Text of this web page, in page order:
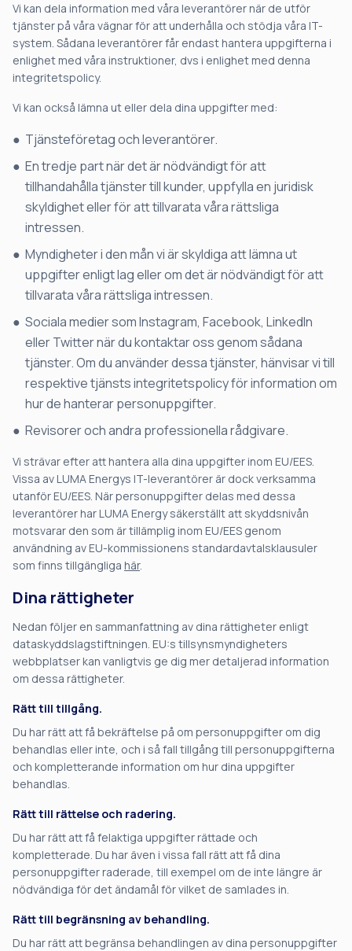
Vi kan dela information med våra leverantörer när de utför
tjänster på våra vägnar för att underhålla och stödja våra IT-
system. Sådana leverantörer får endast hantera uppgifterna i
enlighet med våra instruktioner, dvs i enlighet med denna
integritetspolicy.
Vi kan också lämna ut eller dela dina uppgifter med:
Tjänsteföretag och leverantörer.
En tredje part när det är nödvändigt för att
tillhandahålla tjänster till kunder, uppfylla en juridisk
skyldighet eller för att tillvarata våra rättsliga
intressen.
Myndigheter i den mån vi är skyldiga att lämna ut
uppgifter enligt lag eller om det är nödvändigt för att
tillvarata våra rättsliga intressen.
Sociala medier som Instagram, Facebook, LinkedIn
eller Twitter när du kontaktar oss genom sådana
tjänster. Om du använder dessa tjänster, hänvisar vi till
respektive tjänsts integritetspolicy för information om
hur de hanterar personuppgifter.
Revisorer och andra professionella rådgivare.
Vi strävar efter att hantera alla dina uppgifter inom EU/EES.
Vissa av LUMA Energys IT-leverantörer är dock verksamma
utanför EU/EES. När personuppgifter delas med dessa
leverantörer har LUMA Energy säkerställt att skyddsnivån
motsvarar den som är tillämplig inom EU/EES genom
användning av EU-kommissionens standardavtalsklausuler
som finns tillgängliga här.
Dina rättigheter
Nedan följer en sammanfattning av dina rättigheter enligt
dataskyddslagstiftningen. EU:s tillsynsmyndigheters
webbplatser kan vanligtvis ge dig mer detaljerad information
om dessa rättigheter.
Rätt till tillgång.
Du har rätt att få bekräftelse på om personuppgifter om dig
behandlas eller inte, och i så fall tillgång till personuppgifterna
och kompletterande information om hur dina uppgifter
behandlas.
Rätt till rättelse och radering.
Du har rätt att få felaktiga uppgifter rättade och
kompletterade. Du har även i vissa fall rätt att få dina
personuppgifter raderade, till exempel om de inte längre är
nödvändiga för det ändamål för vilket de samlades in.
Rätt till begränsning av behandling.
Du har rätt att begränsa behandlingen av dina personuppgifter